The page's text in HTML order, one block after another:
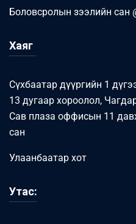
Боловсролын зээлийн сан
Хаяг
Сүхбаатар дүүргийн 1
13 дугаар хороолол,
Сав плаза оффисын 11
сан
Улаанбаатар хот
Утас: